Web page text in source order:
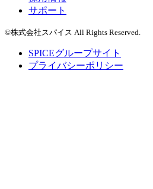
サポート
©株式会社スパイス All Rights Reserved.
SPICEグループサイト
プライバシーポリシー